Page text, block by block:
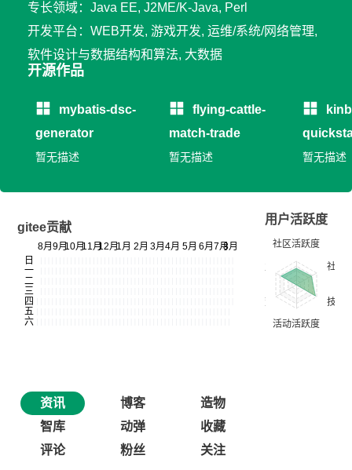
专长领域：Java EE, J2ME/K-Java, Perl
开发平台：WEB开发, 游戏开发, 运维/系统/网络管理,
软件设计与数据结构和算法, 大数据
开源作品
mybatis-dsc-
generator
暂无描述
flying-cattle-
match-trade
暂无描述 暂无描述
gitee贡献
用户活跃度
资讯 博客
造物
智库
动弹
收藏
评论
粉丝 关注